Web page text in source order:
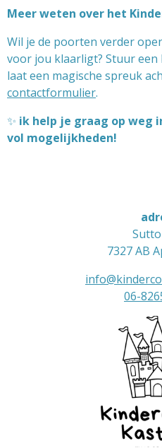
Meer weten over het
Wil je de poorten verder
voor jou klaarligt? Stuur een
laat een magische spreuk
contactformulier.
✨ ik help je graag op weg
vol mogelijkheden!
7327 AB
06-